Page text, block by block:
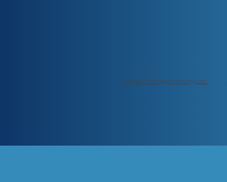
info@reconnect-psychotherapy.com